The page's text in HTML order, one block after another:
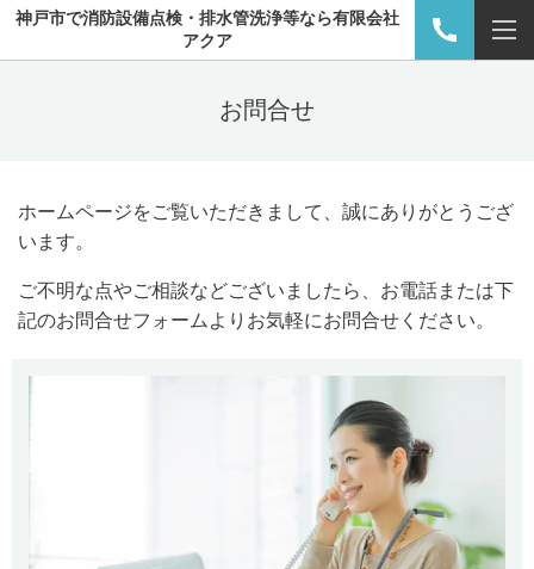
神戸市で消防設備点検・排水管洗浄等なら有限会社
アクア
お問合せ
ホームページをご覧いただきまして、誠にありがとうござ
います。
ご不明な点やご相談などございましたら、お電話または下
記のお問合せフォームよりお気軽にお問合せください。